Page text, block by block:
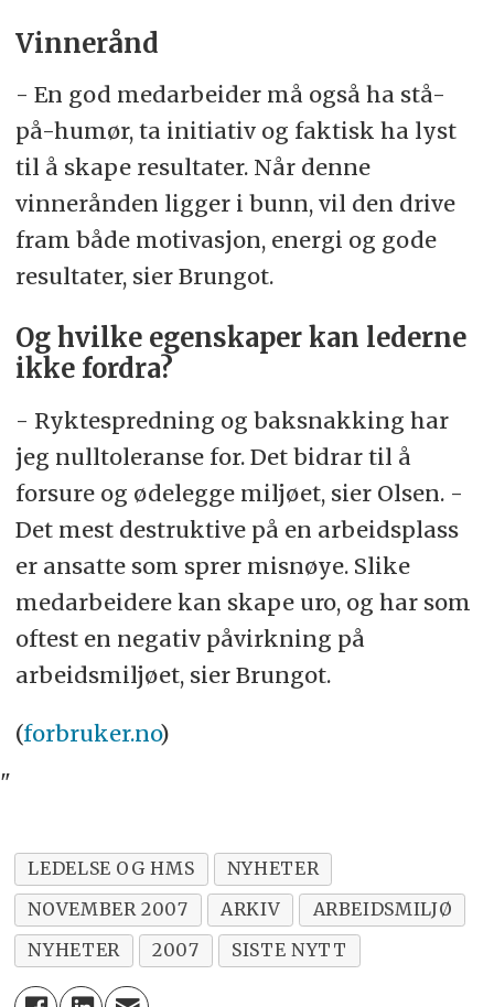
Vinnerånd
- En god medarbeider må også ha stå-
på-humør, ta initiativ og faktisk ha lyst
til å skape resultater. Når denne
vinnerånden ligger i bunn, vil den drive
fram både motivasjon, energi og gode
resultater, sier Brungot.
Og hvilke egenskaper kan lederne
ikke fordra?
- Ryktespredning og baksnakking har
jeg nulltoleranse for. Det bidrar til å
forsure og ødelegge miljøet, sier Olsen. -
Det mest destruktive på en arbeidsplass
er ansatte som sprer misnøye. Slike
medarbeidere kan skape uro, og har som
oftest en negativ påvirkning på
arbeidsmiljøet, sier Brungot.
(forbruker.no)
"
LEDELSE OG HMS
NYHETER
NOVEMBER 2007
ARKIV
ARBEIDSMILJØ
NYHETER
2007 SISTE NYTT